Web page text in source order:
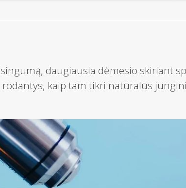
daugiausia dėmesio skiriant
kaip tam tikri natūralūs